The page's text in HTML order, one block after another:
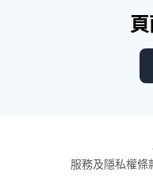
服務及隱私權條